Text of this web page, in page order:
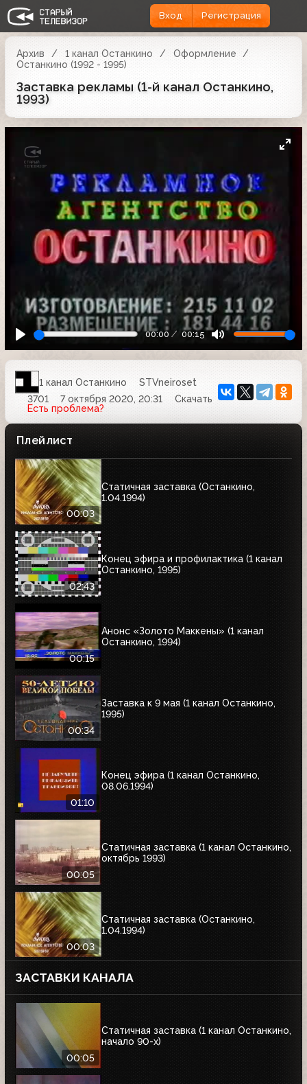
Вход Регистрация
Архив 1 канал Останкино
Оформление
Останкино (1992 - 1995)
Заставка рекламы (1-й канал Останкино,
1993)
00:00 00:15
1 канал Останкино
STVneiroset
3701
7 октября 2020, 20:31
Скачать
Есть проблема?
Плейлист
00:03
Статичная заставка (Останкино,
1.04.1994)
02:43
Конец эфира и профилактика (1 канал
Останкино, 1995)
00:15
Анонс «Золото Маккены» (1 канал
Останкино, 1994)
00:34
Заставка к 9 мая (1 канал Останкино,
1995)
01:10
Конец эфира (1 канал Останкино,
08.06.1994)
00:05
Статичная заставка (1 канал Останкино,
октябрь 1993)
00:03
Статичная заставка (Останкино,
1.04.1994)
ЗАСТАВКИ КАНАЛА
00:05
Статичная заставка (1 канал Останкино,
начало 90-х)